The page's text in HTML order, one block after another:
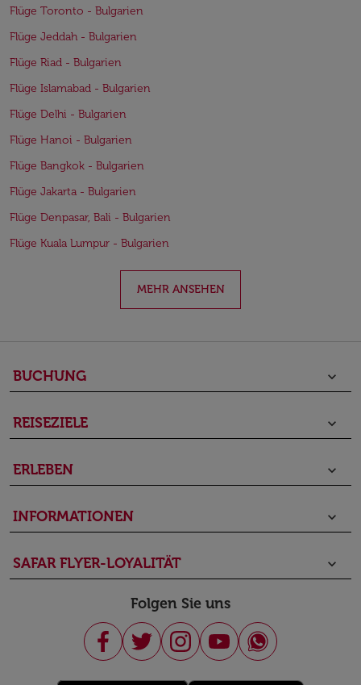
Flüge Toronto - Bulgarien
Flüge Jeddah - Bulgarien
Flüge Riad - Bulgarien
Flüge Islamabad - Bulgarien
Flüge Delhi - Bulgarien
Flüge Hanoi - Bulgarien
Flüge Bangkok - Bulgarien
Flüge Jakarta - Bulgarien
Flüge Denpasar, Bali - Bulgarien
Flüge Kuala Lumpur - Bulgarien
MEHR ANSEHEN
BUCHUNG keyboard_arrow_down
REISEZIELE keyboard_arrow_down
ERLEBEN keyboard_arrow_down
INFORMATIONEN keyboard_arrow_down
SAFAR FLYER-LOYALITÄT keyboard_arrow_down
Folgen Sie uns